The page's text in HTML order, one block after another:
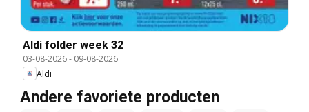
Aldi folder week 32
03-08-2026- 09-08-2026
Aldi
Andere favoriete producten